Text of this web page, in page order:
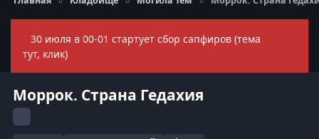
30 июля в 00-01 стартует сбор сапфиров (тема
тут, клик)
Моррок. Страна Гедахия